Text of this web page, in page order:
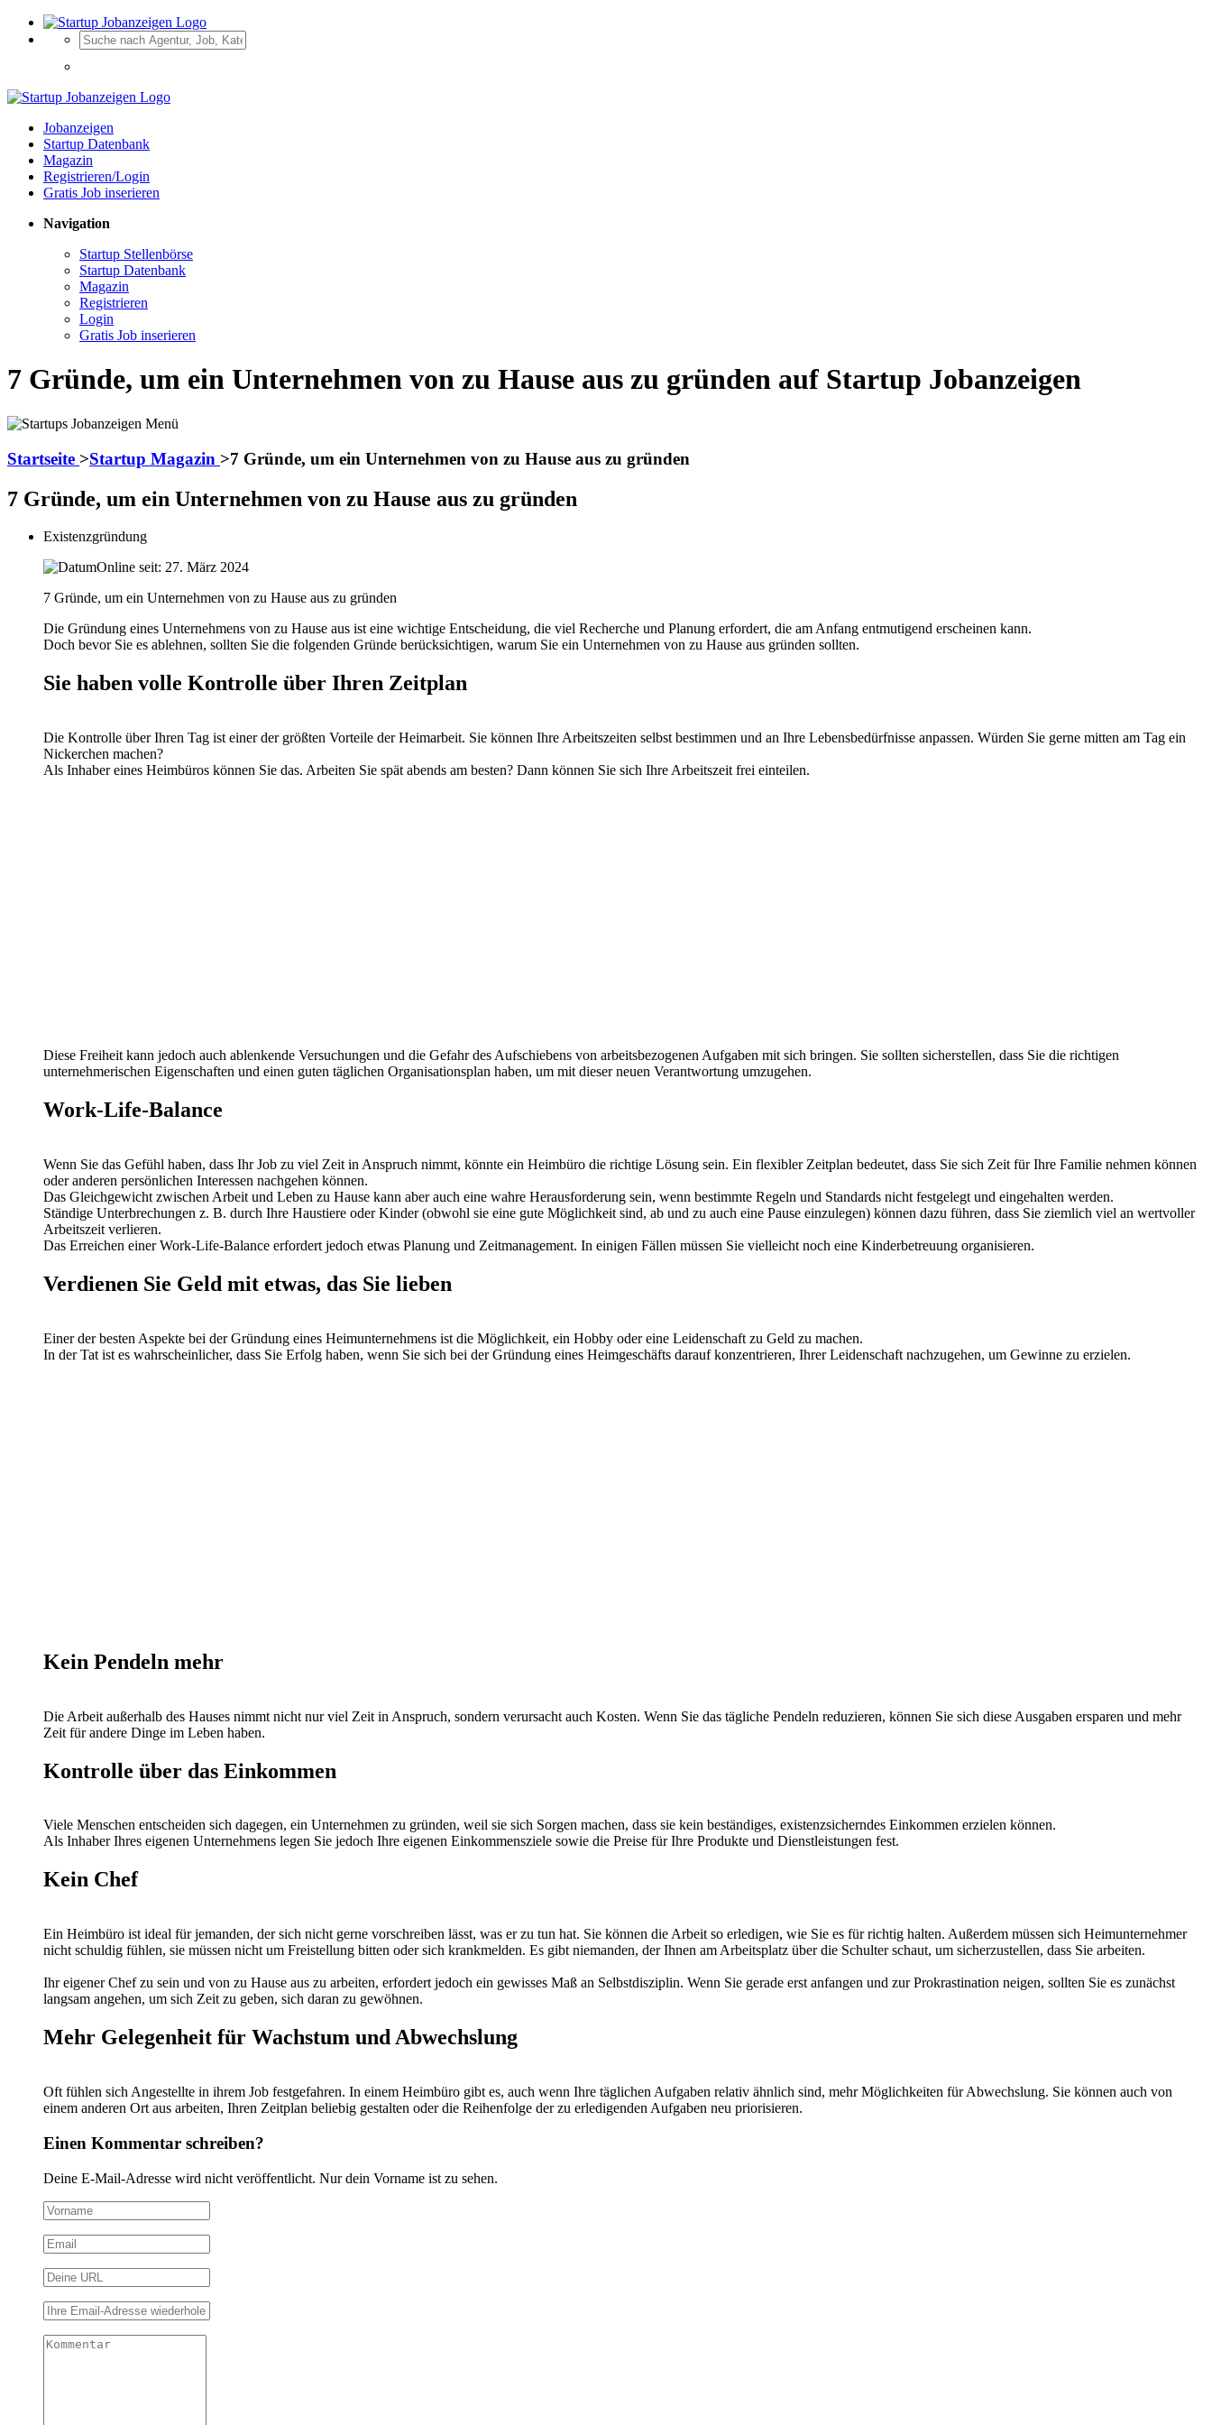
Jobanzeigen
Startup Datenbank
Magazin
Registrieren/Login
Gratis Job inserieren
Navigation
Startup Stellenbörse
Startup Datenbank
Magazin
Registrieren
Login
Gratis Job inserieren
7 Gründe, um ein Unternehmen von zu Hause aus zu gründen auf Startup Jobanzeigen
Startseite >Startup Magazin >7 Gründe, um ein Unternehmen von zu Hause aus zu gründen
7 Gründe, um ein Unternehmen von zu Hause aus zu gründen
Existenzgründung
Online seit: 27. März 2024
7 Gründe, um ein Unternehmen von zu Hause aus zu gründen
Die Gründung eines Unternehmens von zu Hause aus ist eine wichtige Entscheidung, die viel Recherche und Planung erfordert, die am Anfang entmutigend erscheinen kann.
Doch bevor Sie es ablehnen, sollten Sie die folgenden Gründe berücksichtigen, warum Sie ein Unternehmen von zu Hause aus gründen sollten.
Sie haben volle Kontrolle über Ihren Zeitplan
Die Kontrolle über Ihren Tag ist einer der größten Vorteile der Heimarbeit. Sie können Ihre Arbeitszeiten selbst bestimmen und an Ihre Lebensbedürfnisse anpassen. Würden Sie gerne mitten am Tag ein
Nickerchen machen?
Als Inhaber eines Heimbüros können Sie das. Arbeiten Sie spät abends am besten? Dann können Sie sich Ihre Arbeitszeit frei einteilen.
Diese Freiheit kann jedoch auch ablenkende Versuchungen und die Gefahr des Aufschiebens von arbeitsbezogenen Aufgaben mit sich bringen. Sie sollten sicherstellen, dass Sie die richtigen
unternehmerischen Eigenschaften und einen guten täglichen Organisationsplan haben, um mit dieser neuen Verantwortung umzugehen.
Work-Life-Balance
Wenn Sie das Gefühl haben, dass Ihr Job zu viel Zeit in Anspruch nimmt, könnte ein Heimbüro die richtige Lösung sein. Ein flexibler Zeitplan bedeutet, dass Sie sich Zeit für Ihre Familie nehmen können
oder anderen persönlichen Interessen nachgehen können.
Das Gleichgewicht zwischen Arbeit und Leben zu Hause kann aber auch eine wahre Herausforderung sein, wenn bestimmte Regeln und Standards nicht festgelegt und eingehalten werden.
Ständige Unterbrechungen z. B. durch Ihre Haustiere oder Kinder (obwohl sie eine gute Möglichkeit sind, ab und zu auch eine Pause einzulegen) können dazu führen, dass Sie ziemlich viel an wertvoller
Arbeitszeit verlieren.
Das Erreichen einer Work-Life-Balance erfordert jedoch etwas Planung und Zeitmanagement. In einigen Fällen müssen Sie vielleicht noch eine Kinderbetreuung organisieren.
Verdienen Sie Geld mit etwas, das Sie lieben
Einer der besten Aspekte bei der Gründung eines Heimunternehmens ist die Möglichkeit, ein Hobby oder eine Leidenschaft zu Geld zu machen.
In der Tat ist es wahrscheinlicher, dass Sie Erfolg haben, wenn Sie sich bei der Gründung eines Heimgeschäfts darauf konzentrieren, Ihrer Leidenschaft nachzugehen, um Gewinne zu erzielen.
Kein Pendeln mehr
Die Arbeit außerhalb des Hauses nimmt nicht nur viel Zeit in Anspruch, sondern verursacht auch Kosten. Wenn Sie das tägliche Pendeln reduzieren, können Sie sich diese Ausgaben ersparen und mehr
Zeit für andere Dinge im Leben haben.
Kontrolle über das Einkommen
Viele Menschen entscheiden sich dagegen, ein Unternehmen zu gründen, weil sie sich Sorgen machen, dass sie kein beständiges, existenzsicherndes Einkommen erzielen können.
Als Inhaber Ihres eigenen Unternehmens legen Sie jedoch Ihre eigenen Einkommensziele sowie die Preise für Ihre Produkte und Dienstleistungen fest.
Kein Chef
Ein Heimbüro ist ideal für jemanden, der sich nicht gerne vorschreiben lässt, was er zu tun hat. Sie können die Arbeit so erledigen, wie Sie es für richtig halten. Außerdem müssen sich Heimunternehmer
nicht schuldig fühlen, sie müssen nicht um Freistellung bitten oder sich krankmelden. Es gibt niemanden, der Ihnen am Arbeitsplatz über die Schulter schaut, um sicherzustellen, dass Sie arbeiten.
Ihr eigener Chef zu sein und von zu Hause aus zu arbeiten, erfordert jedoch ein gewisses Maß an Selbstdisziplin. Wenn Sie gerade erst anfangen und zur Prokrastination neigen, sollten Sie es zunächst
langsam angehen, um sich Zeit zu geben, sich daran zu gewöhnen.
Mehr Gelegenheit für Wachstum und Abwechslung
Oft fühlen sich Angestellte in ihrem Job festgefahren. In einem Heimbüro gibt es, auch wenn Ihre täglichen Aufgaben relativ ähnlich sind, mehr Möglichkeiten für Abwechslung. Sie können auch von
einem anderen Ort aus arbeiten, Ihren Zeitplan beliebig gestalten oder die Reihenfolge der zu erledigenden Aufgaben neu priorisieren.
Einen Kommentar schreiben?
Deine E-Mail-Adresse wird nicht veröffentlicht. Nur dein Vorname ist zu sehen.